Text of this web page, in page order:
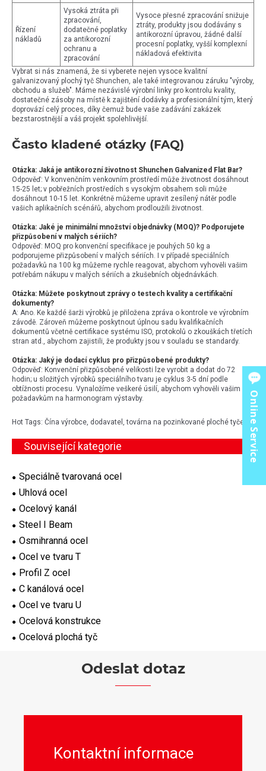
Řízení
nákladů
Vysoká ztráta při
zpracování,
dodatečné poplatky
za antikorozní
ochranu a
zpracování
Vysoce přesné zpracování snižuje
ztráty, produkty jsou dodávány s
antikorozní úpravou, žádné další
procesní poplatky, vyšší komplexní
nákladová efektivita
Vybrat si nás znamená, že si vyberete nejen vysoce kvalitní
galvanizovaný plochý tyč Shunchen, ale také integrovanou záruku "výroby,
obchodu a služeb". Máme nezávislé výrobní linky pro kontrolu kvality,
dostatečné zásoby na místě k zajištění dodávky a profesionální tým, který
doprovází celý proces, díky čemuž bude vaše zadávání zakázek
bezstarostnější a váš projekt spolehlivější.
Často kladené otázky (FAQ)
Otázka: Jaká je antikorozní životnost Shunchen Galvanized Flat Bar?
Odpověď: V konvenčním venkovním prostředí může životnost dosáhnout
15-25 let; v pobřežních prostředích s vysokým obsahem soli může
dosáhnout 10-15 let. Konkrétně můžeme upravit zesílený nátěr podle
vašich aplikačních scénářů, abychom prodloužili životnost.
Otázka: Jaké je minimální množství objednávky (MOQ)? Podporujete
přizpůsobení v malých sériích?
Odpověď: MOQ pro konvenční specifikace je pouhých 50 kg a
podporujeme přizpůsobení v malých sériích. I v případě speciálních
požadavků na 100 kg můžeme rychle reagovat, abychom vyhověli vašim
potřebám nákupu v malých sériích a zkušebních objednávkách.
Otázka: Můžete poskytnout zprávy o testech kvality a certifikační
dokumenty?
A: Ano. Ke každé šarži výrobků je přiložena zpráva o kontrole ve výrobním
závodě. Zároveň můžeme poskytnout úplnou sadu kvalifikačních
dokumentů včetně certifikace systému ISO, protokolů o zkouškách třetích
stran atd., abychom zajistili, že produkty jsou v souladu se standardy.
Otázka: Jaký je dodací cyklus pro přizpůsobené produkty?
Odpověď: Konvenční přizpůsobené velikosti lze vyrobit a dodat do 72
hodin; u složitých výrobků speciálního tvaru je cyklus 3-5 dní podle
obtížnosti procesu. Vynaložíme veškeré úsilí, abychom vyhověli vašim
požadavkům na harmonogram výstavby.
Hot Tags: Čína výrobce, dodavatel, továrna na pozinkované ploché tyče
Související kategorie
Speciálně tvarovaná ocel
Úhlová ocel
Ocelový kanál
Steel I Beam
Osmihranná ocel
Ocel ve tvaru T
Profil Z ocel
C kanálová ocel
Ocel ve tvaru U
Ocelová konstrukce
Ocelová plochá tyč
Odeslat dotaz
Kontaktní informace
Online Service